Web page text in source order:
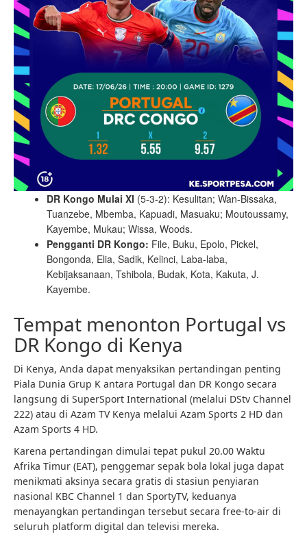
DR Kongo Mulai XI (5-3-2): Kesulitan; Wan-Bissaka,
Tuanzebe, Mbemba, Kapuadi, Masuaku; Moutoussamy,
Kayembe, Mukau; Wissa, Woods.
Pengganti DR Kongo: File, Buku, Epolo, Pickel,
Bongonda, Elia, Sadik, Kelinci, Laba-laba,
Kebijaksanaan, Tshibola, Budak, Kota, Kakuta, J.
Kayembe.
Tempat menonton Portugal vs
DR Kongo di Kenya
Di Kenya, Anda dapat menyaksikan pertandingan penting
Piala Dunia Grup K antara Portugal dan DR Kongo secara
langsung di SuperSport International (melalui DStv Channel
222) atau di Azam TV Kenya melalui Azam Sports 2 HD dan
Azam Sports 4 HD.
Karena pertandingan dimulai tepat pukul 20.00 Waktu
Afrika Timur (EAT), penggemar sepak bola lokal juga dapat
menikmati aksinya secara gratis di stasiun penyiaran
nasional KBC Channel 1 dan SportyTV, keduanya
menayangkan pertandingan tersebut secara free-to-air di
seluruh platform digital dan televisi mereka.